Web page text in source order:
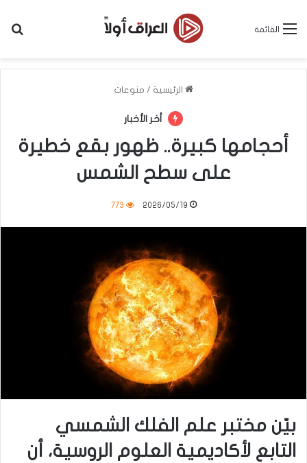
القائمة
الرئيسية / منوعات
أخر الأخبار
أحجامها كبيرة.. ظهور بقع خطيرة
على سطح الشمس
2026/05/19
773
بيّن مختبر علم الفلك الشمسي
التابع لأكاديمية العلوم الروسية، أن